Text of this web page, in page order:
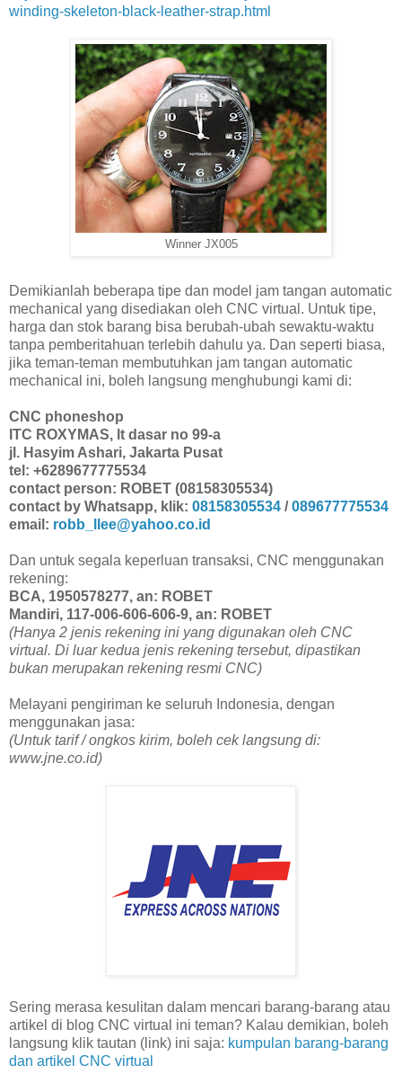
winding-skeleton-black-leather-strap.html
Winner JX005
Demikianlah beberapa tipe dan model jam tangan automatic
mechanical yang disediakan oleh CNC virtual. Untuk tipe,
harga dan stok barang bisa berubah-ubah sewaktu-waktu
tanpa pemberitahuan terlebih dahulu ya. Dan seperti biasa,
jika teman-teman membutuhkan jam tangan automatic
mechanical ini, boleh langsung menghubungi kami di:
CNC phoneshop
ITC ROXYMAS, lt dasar no 99-a
jl. Hasyim Ashari, Jakarta Pusat
tel: +6289677775534
contact person: ROBET (08158305534)
contact by Whatsapp, klik: 08158305534 /089677775534
email: robb_llee@yahoo.co.id
Dan untuk segala keperluan transaksi, CNC menggunakan
rekening:
BCA, 1950578277, an: ROBET
Mandiri, 117-006-606-606-9, an: ROBET
(Hanya 2 jenis rekening ini yang digunakan oleh CNC
virtual. Di luar kedua jenis rekening tersebut, dipastikan
bukan merupakan rekening resmi CNC)
Melayani pengiriman ke seluruh Indonesia, dengan
menggunakan jasa:
(Untuk tarif / ongkos kirim, boleh cek langsung di:
www.jne.co.id)
Sering merasa kesulitan dalam mencari barang-barang atau
artikel di blog CNC virtual ini teman? Kalau demikian, boleh
langsung klik tautan (link) ini saja: kumpulan barang-barang
dan artikel CNC virtual